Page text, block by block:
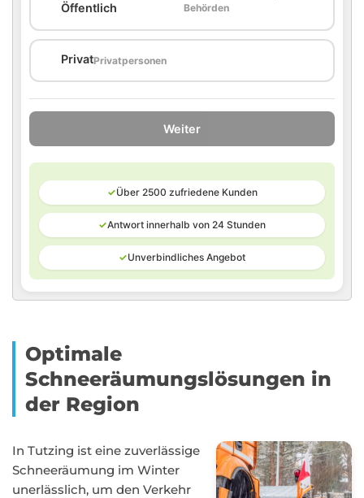
Öffentlich
Behörden
PrivatPrivatpersonen
Weiter
✓Über 2500 zufriedene Kunden
✓Antwort innerhalb von 24 Stunden
✓Unverbindliches Angebot
Optimale
Schneeräumungslösungen in
der Region
In Tutzing ist eine zuverlässige
Schneeräumung im Winter
unerlässlich, um den Verkehr